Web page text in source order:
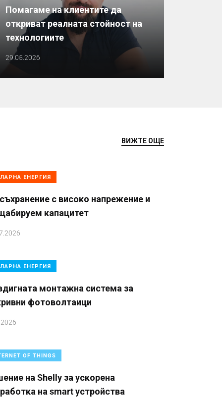
Помагаме на клиентите да
откриват реалната стойност на
технологиите
29.05.2026
ВИЖТЕ ОЩЕ
ЕНЕРГИЯ
с високо напрежение и
капацитет
ЕНЕРГИЯ
монтажна система за
фотоволтаици
OF THINGS
на Shelly за ускорена
на smart устройства